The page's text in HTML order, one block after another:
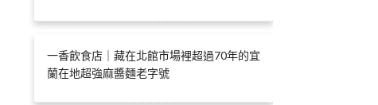
一香飲食店｜藏在北館市場裡超過70年的宜
蘭在地超強麻醬麵老字號